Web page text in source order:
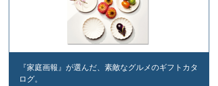
『家庭画報』が選んだ、素敵なグルメのギフトカタ
ログ。